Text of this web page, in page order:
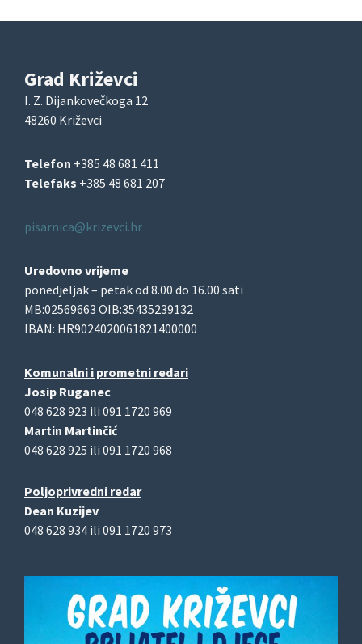
Grad Križevci
I. Z. Dijankovečkoga 12
48260 Križevci
Telefon +385 48 681 411
Telefaks +385 48 681 207
pisarnica@krizevci.hr
Uredovno vrijeme
ponedjeljak – petak od 8.00 do 16.00 sati
MB:02569663 OIB:35435239132
IBAN: HR9024020061821400000
Komunalni i prometni redari
Josip Ruganec
048 628 923 ili 091 1720 969
Martin Martinčić
048 628 925 ili 091 1720 968
Poljoprivredni redar
Dean Kuzijev
048 628 934 ili 091 1720 973